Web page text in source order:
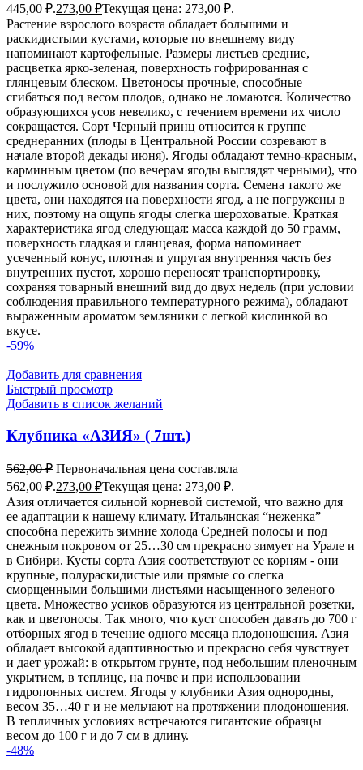
445,00 ₽.273,00 ₽Текущая цена: 273,00 ₽.
Растение взрослого возраста обладает большими и
раскидистыми кустами, которые по внешнему виду
напоминают картофельные. Размеры листьев средние,
расцветка ярко-зеленая, поверхность гофрированная с
глянцевым блеском. Цветоносы прочные, способные
сгибаться под весом плодов, однако не ломаются. Количество
образующихся усов невелико, с течением времени их число
сокращается. Сорт Черный принц относится к группе
среднеранних (плоды в Центральной России созревают в
начале второй декады июня). Ягоды обладают темно-красным,
карминным цветом (по вечерам ягоды выглядят черными), что
и послужило основой для названия сорта. Семена такого же
цвета, они находятся на поверхности ягод, а не погружены в
них, поэтому на ощупь ягоды слегка шероховатые. Краткая
характеристика ягод следующая: масса каждой до 50 грамм,
поверхность гладкая и глянцевая, форма напоминает
усеченный конус, плотная и упругая внутренняя часть без
внутренних пустот, хорошо переносят транспортировку,
сохраняя товарный внешний вид до двух недель (при условии
соблюдения правильного температурного режима), обладают
выраженным ароматом земляники с легкой кислинкой во
вкусе.
-59%
Добавить для сравнения
Быстрый просмотр
Добавить в список желаний
Клубника «АЗИЯ» ( 7шт.)
562,00₽ Первоначальная цена составляла
562,00 ₽.273,00 ₽Текущая цена: 273,00 ₽.
Азия отличается сильной корневой системой, что важно для
ее адаптации к нашему климату. Итальянская “неженка”
способна пережить зимние холода Средней полосы и под
снежным покровом от 25…30 см прекрасно зимует на Урале и
в Сибири. Кусты сорта Азия соответствуют ее корням - они
крупные, полураскидистые или прямые со слегка
сморщенными большими листьями насыщенного зеленого
цвета. Множество усиков образуются из центральной розетки,
как и цветоносы. Так много, что куст способен давать до 700 г
отборных ягод в течение одного месяца плодоношения. Азия
обладает высокой адаптивностью и прекрасно себя чувствует
и дает урожай: в открытом грунте, под небольшим пленочным
укрытием, в теплице, на почве и при использовании
гидропонных систем. Ягоды у клубники Азия однородны,
весом 35…40 г и не мельчают на протяжении плодоношения.
В тепличных условиях встречаются гигантские образцы
весом до 100 г и до 7 см в длину.
-48%